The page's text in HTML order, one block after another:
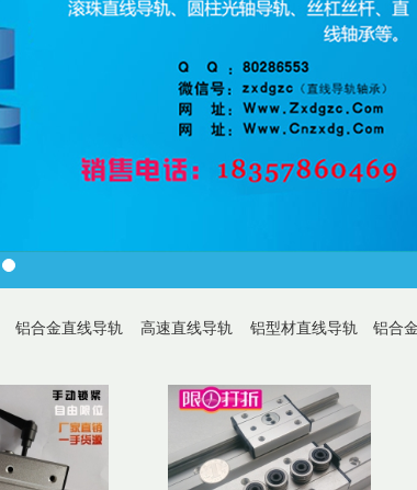
铝合金直线导轨 高速直线导轨 铝型材直线导轨 铝合